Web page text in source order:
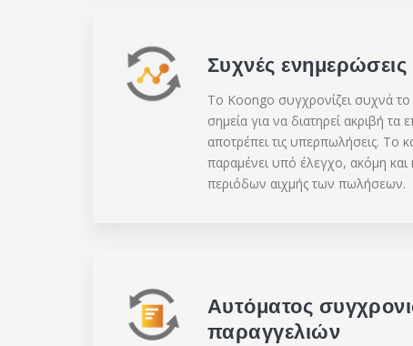
Συχνές
Το Koongo συγχρονίζει συχνά
σημεία για να διατηρεί ακριβή τα
αποτρέπει τις υπερπωλήσεις. Το
παραμένει υπό έλεγχο, ακόμη και
περιόδων αιχμής των πωλήσεων.
Αυτόματος
παραγγελιών